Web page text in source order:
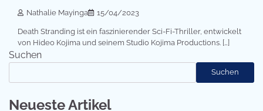
Nathalie Mayinga 15/04/2023
Death Stranding ist ein faszinierender Sci-Fi-Thriller, entwickelt
von Hideo Kojima und seinem Studio Kojima Productions. […]
Suchen
Suchen
Neueste Artikel